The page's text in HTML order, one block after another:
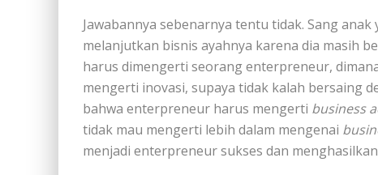
Jawabannya sebenarnya tentu tidak. Sang
melanjutkan bisnis ayahnya karena dia masih
harus dimengerti seorang enterpreneur,
mengerti inovasi, supaya tidak kalah bersaing
bahwa enterpreneur harus mengerti business
tidak mau mengerti lebih dalam mengenai
menjadi enterpreneur sukses dan